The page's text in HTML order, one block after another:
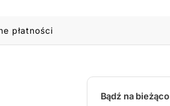
płatności
Bądź na bieżąco